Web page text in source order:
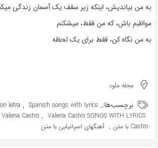
به من بیاندیش، اینکه زیر سقف یک آسمان زندگی
مواظبم باش، که من فقط، میشکنم
به من نگاه کن، فقط برای یک لحظه
مجله ملود
برچسب‌ها: letra , Spanish songs with lyrics ,
Valeria Castro , Valeria Castro SONGS WITH LYRICS
Castro با متن
, آهنگهای اسپانیایی با متن